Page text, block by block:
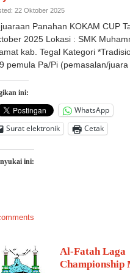
22 Oktober 2025
Panahan KOKAM CUP
2025 Lokasi : SMK
kab. Tegal Kategori
pemula Pa/Pi (pemasalan/
ini:
WhatsApp
Surat elektronik
Cetak
ini:
Al-Fatah Laga
Championship